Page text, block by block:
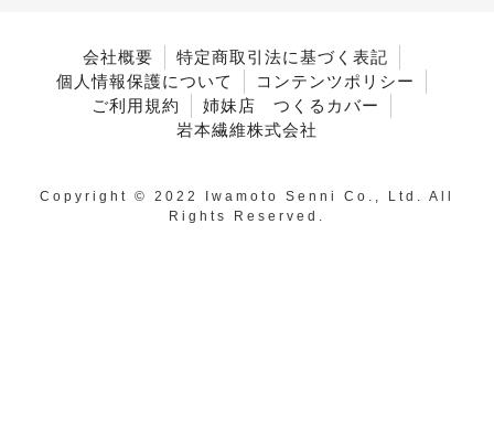
会社概要
特定商取引法に基づく表記
個人情報保護について
コンテンツポリシー
ご利用規約
姉妹店 つくるカバー
岩本繊維株式会社
Copyright © 2022 Iwamoto Senni Co., Ltd. All
Rights Reserved.